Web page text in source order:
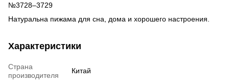
№3728–3729
Натуральна пижама для сна, дома и хорошего настроения.
Характеристики
Страна
производителя
Китай